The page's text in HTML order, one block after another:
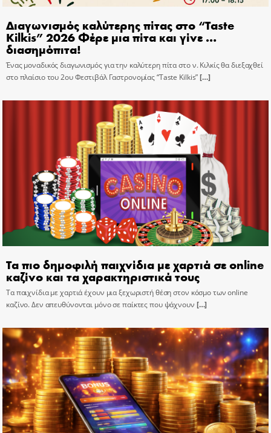
Διαγωνισμός καλύτερης πίτας στο “Taste
Kilkis” 2026 Φέρε μια πίτα και γίνε …
διασημόπιτα!
Ένας μοναδικός διαγωνισμός για την καλύτερη πίτα στο ν. Κιλκίς θα διεξαχθεί
στο πλαίσιο του 2ου Φεστιβάλ Γαστρονομίας “Taste Kilkis”[…]
Τα πιο δημοφιλή παιχνίδια με χαρτιά σε online
καζίνο και τα χαρακτηριστικά τους
Τα παιχνίδια με χαρτιά έχουν μια ξεχωριστή θέση στον κόσμο των online
καζίνο. Δεν απευθύνονται μόνο σε παίκτες που ψάχνουν […]